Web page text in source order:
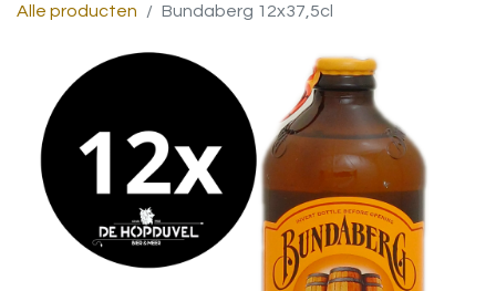
Alle producten Bundaberg 12x37,5cl